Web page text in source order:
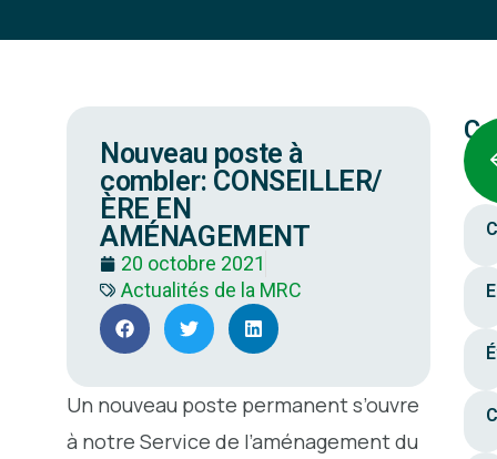
Nouveau poste à
combler: CONSEILLER/
ÈRE EN
AMÉNAGEMENT
20 octobre 2021
Actualités de la MRC
Un nouveau poste permanent s’ouvre
à notre Service de l’aménagement du